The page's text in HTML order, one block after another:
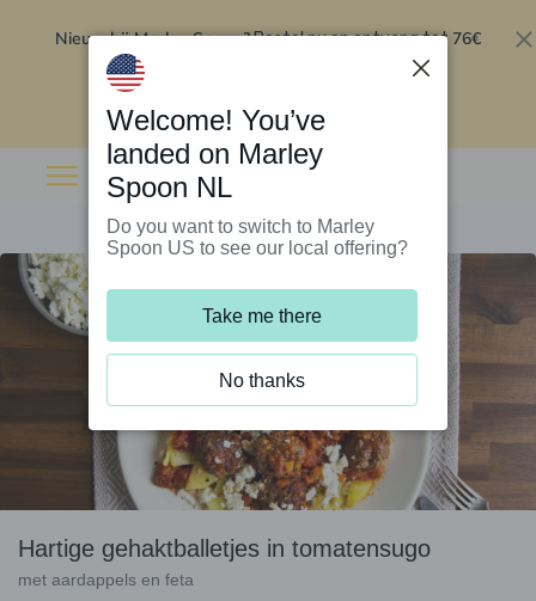
Nieuw bij Marley Spoon?Bestel nu en ontvang tot 76€
Hartige gehaktballetjes in tomatensugo
met aardappels en feta
Welcome! You’ve
landed on Marley
Spoon NL
Do you want to switch to Marley
Spoon US to see our local offering?
Take me there
No thanks